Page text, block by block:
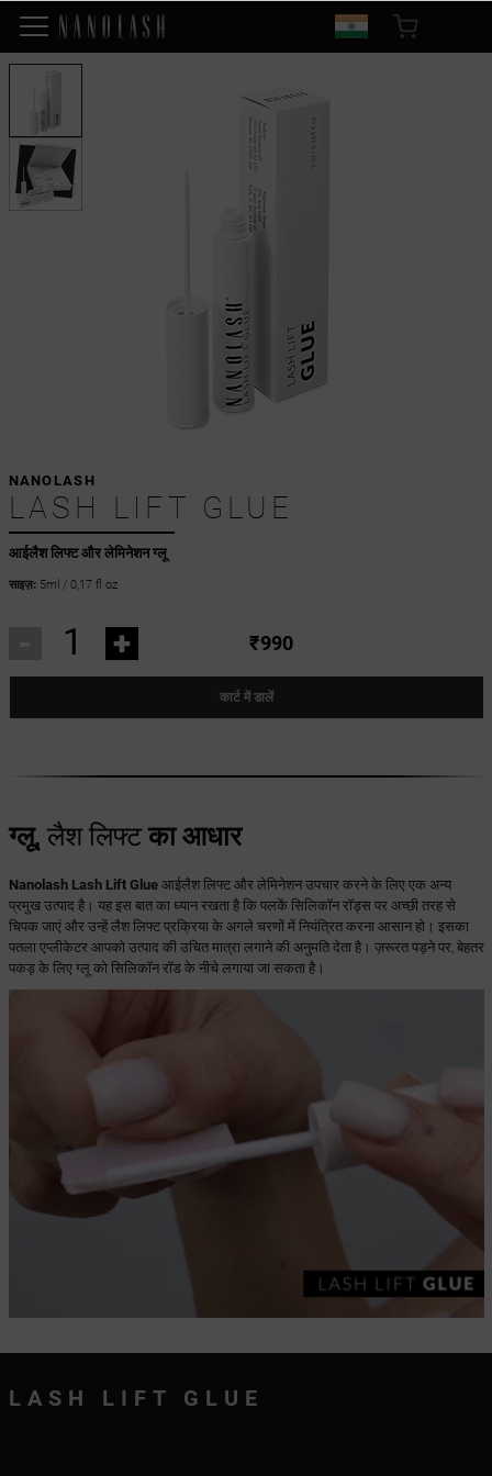
आईलैश लिफ्ट और लेमिनेशन ग्लू
NANOLASH
LASH LIFT GLUE
साइज़:5ml / 0,17 fl oz
+ ₹990
कार्ट में डालें
ग्लू, लैश लिफ्टका आधार
Nanolash Lash Lift Glueआईलैश लिफ्ट और लेमिनेशन उपचार करने के लिए एक अन्य
प्रमुख उत्पाद है। यह इस बात का ध्यान रखता है कि पलकें सिलिकॉन रॉड्स पर अच्छी तरह से
चिपक जाएं और उन्हें लैश लिफ्ट प्रक्रिया के अगले चरणों में नियंत्रित करना आसान हो। इसका
पतला एप्लीकेटर आपको उत्पाद की उचित मात्रा लगाने की अनुमति देता है। ज़रूरत पड़ने पर, बेहतर
पकड़ के लिए ग्लू को सिलिकॉन रॉड के नीचे लगाया जा सकता है।
LASH LIFT GLUE